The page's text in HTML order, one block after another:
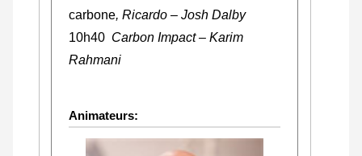
carbone, Ricardo – Josh Dalby
10h40 Carbon Impact – Karim
Rahmani
Animateurs: